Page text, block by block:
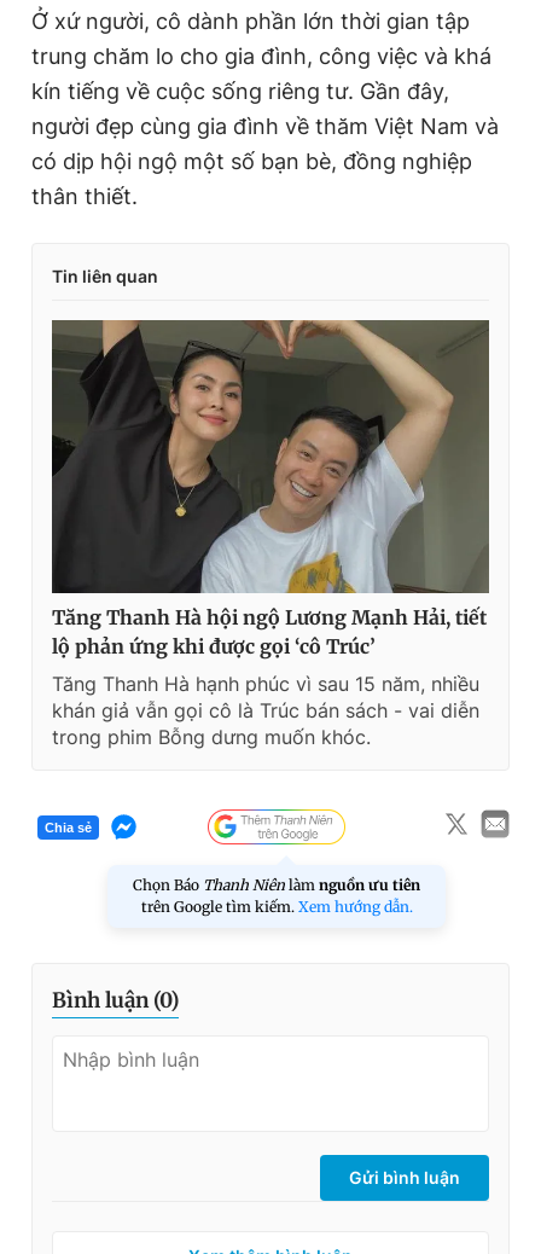
Ở xứ người, cô dành phần lớn thời gian tập
trung chăm lo cho gia đình, công việc và khá
kín tiếng về cuộc sống riêng tư. Gần đây,
người đẹp cùng gia đình về thăm Việt Nam và
có dịp hội ngộ một số bạn bè, đồng nghiệp
thân thiết.
Tin liên quan
Tăng Thanh Hà hội ngộ Lương Mạnh Hải, tiết
lộ phản ứng khi được gọi ‘cô Trúc’
Tăng Thanh Hà hạnh phúc vì sau 15 năm, nhiều
khán giả vẫn gọi cô là Trúc bán sách - vai diễn
trong phim Bỗng dưng muốn khóc.
Chia sẻ
Chọn Báo Thanh Niên làm nguồn ưu tiên
trên Google tìm kiếm. Xem hướng dẫn.
Bình luận (0)
Gửi bình luận